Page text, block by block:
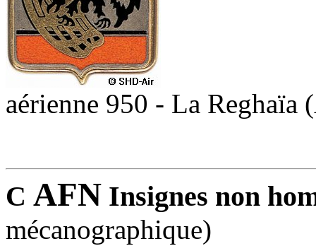
aérienne 950 - La
C AFN Insignes non
mécanographique)